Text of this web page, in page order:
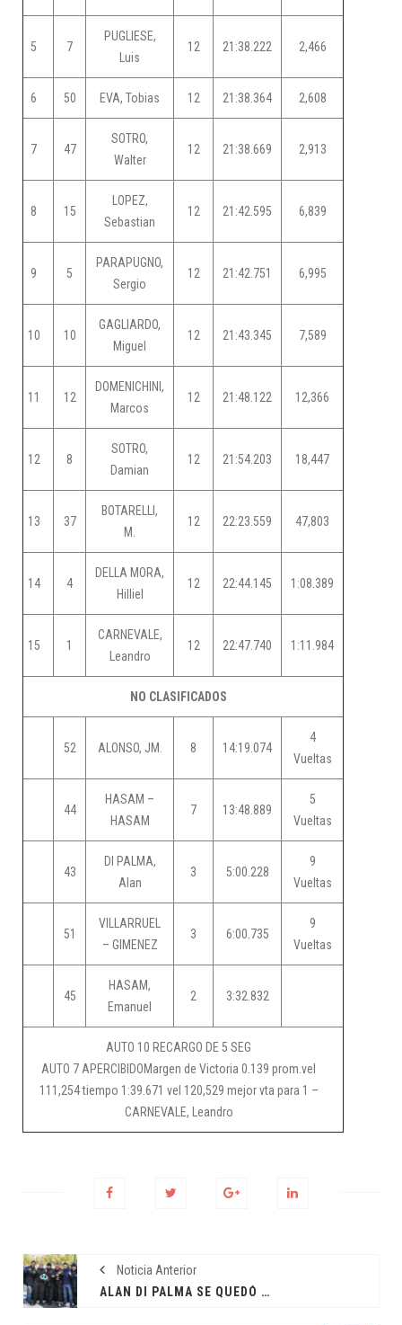
5 7
PUGLIESE,
Luis
12 21:38.222 2,466
6 50 EVA, Tobias 12 21:38.364 2,608
7 47
SOTRO,
Walter
12 21:38.669 2,913
8 15
LOPEZ,
Sebastian
12 21:42.595 6,839
9 5
PARAPUGNO,
Sergio
12 21:42.751 6,995
10 10
GAGLIARDO,
Miguel
12 21:43.345 7,589
11 12
DOMENICHINI,
Marcos
12 21:48.122 12,366
12 8
SOTRO,
Damian
12 21:54.203 18,447
13 37
BOTARELLI,
M.
12 22:23.559 47,803
14 4
DELLA MORA,
Hilliel
12 22:44.145 1:08.389
15 1
CARNEVALE,
Leandro
12 22:47.740 1:11.984
NO CLASIFICADOS
52 ALONSO, JM. 8 14:19.074
4
Vueltas
44
HASAM –
HASAM
7 13:48.889
5
Vueltas
43
DI PALMA,
Alan
3 5:00.228
9
Vueltas
51
VILLARRUEL
– GIMENEZ
3 6:00.735
9
Vueltas
45
HASAM,
Emanuel
2 3:32.832
AUTO 10 RECARGO DE 5 SEG
AUTO 7 APERCIBIDOMargen de Victoria 0.139 prom.vel
111,254 tiempo 1:39.671 vel 120,529 mejor vta para 1 –
CARNEVALE, Leandro
Noticia Anterior
ALAN DI PALMA SE QUEDÓ CON LA POLE